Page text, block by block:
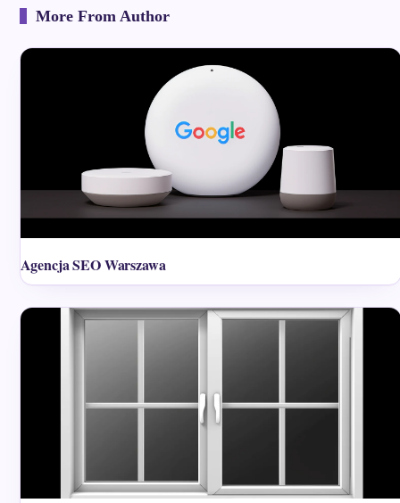
More From Author
Agencja SEO Warszawa